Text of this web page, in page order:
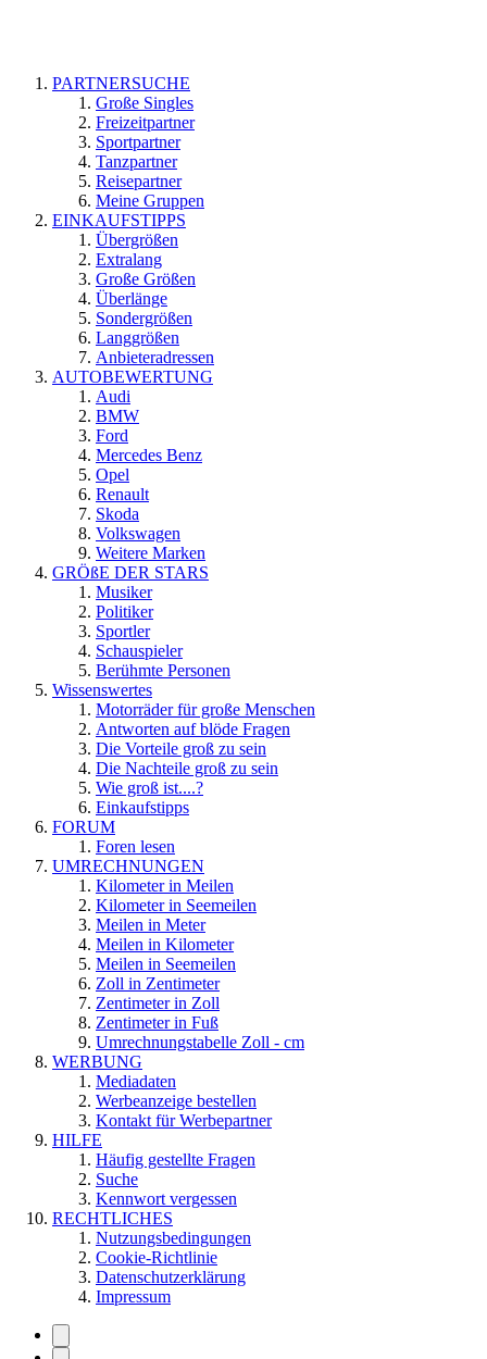
PARTNERSUCHE
Große Singles
Freizeitpartner
Sportpartner
Tanzpartner
Reisepartner
Meine Gruppen
EINKAUFSTIPPS
Übergrößen
Extralang
Große Größen
Überlänge
Sondergrößen
Langgrößen
Anbieteradressen
AUTOBEWERTUNG
Audi
BMW
Ford
Mercedes Benz
Opel
Renault
Skoda
Volkswagen
Weitere Marken
GRÖßE DER STARS
Musiker
Politiker
Sportler
Schauspieler
Berühmte Personen
Wissenswertes
Motorräder für große Menschen
Antworten auf blöde Fragen
Die Vorteile groß zu sein
Die Nachteile groß zu sein
Wie groß ist....?
Einkaufstipps
FORUM
Foren lesen
UMRECHNUNGEN
Kilometer in Meilen
Kilometer in Seemeilen
Meilen in Meter
Meilen in Kilometer
Meilen in Seemeilen
Zoll in Zentimeter
Zentimeter in Zoll
Zentimeter in Fuß
Umrechnungstabelle Zoll - cm
WERBUNG
Mediadaten
Werbeanzeige bestellen
Kontakt für Werbepartner
HILFE
Häufig gestellte Fragen
Suche
Kennwort vergessen
RECHTLICHES
Nutzungsbedingungen
Cookie-Richtlinie
Datenschutzerklärung
Impressum